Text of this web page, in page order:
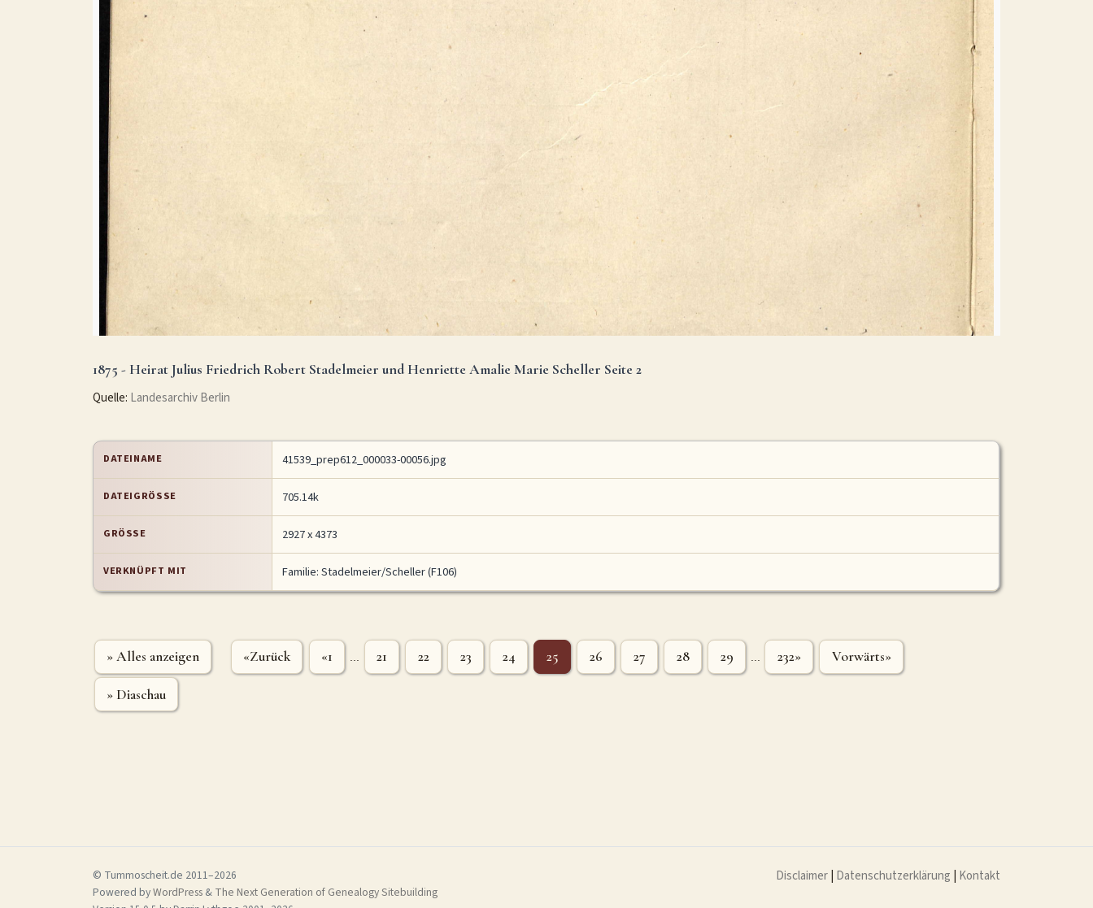
1875 - Heirat Julius Friedrich Robert Stadelmeier und Henriette Amalie Marie Scheller Seite 2
Quelle: Landesarchiv Berlin
DATEINAME 41539_prep612_000033-00056.jpg
DATEIGRÖSSE 705.14k
GRÖSSE 2927 x 4373
VERKNÜPFT MIT Familie: Stadelmeier/Scheller (F106)
» Alles anzeigen «Zurück «1 21 22 23 24 25 26 27 28 29 232» Vorwärts»
» Diaschau
© Tummoscheit.de 2011–2026
Powered byWordPress & The Next Generation of Genealogy Sitebuilding
Disclaimer Datenschutzerklärung Kontakt